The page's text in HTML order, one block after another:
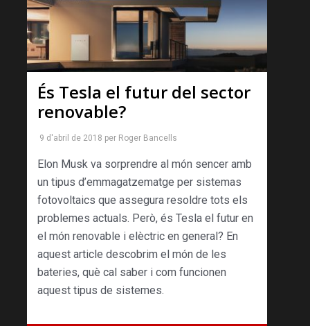
És Tesla el futur del sector
renovable?
9 d'abril de 2018 per Roger Bancells
Elon Musk va sorprendre al món sencer amb
un tipus d’emmagatzematge per sistemas
fotovoltaics que assegura resoldre tots els
problemes actuals. Però, és Tesla el futur en
el món renovable i elèctric en general? En
aquest article descobrim el món de les
bateries, què cal saber i com funcionen
aquest tipus de sistemes.